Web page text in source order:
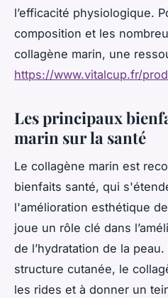
l’efficacité physiologique.
composition et les
collagène marin, une
https://www.vitalcup.fr/
Les principaux
marin sur la santé
Le collagène marin est
bienfaits santé, qui
l'amélioration esthétique
joue un rôle clé dans
de l’hydratation de la
structure cutanée, le
les rides et à donner un